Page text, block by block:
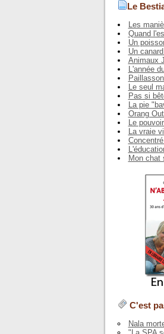
Le
Les
Quand
Un
Un
Animaux
L'année
Le seul
Pas si
La pie
Orang
Le
La vraie
Mon chat
C'est
Nala